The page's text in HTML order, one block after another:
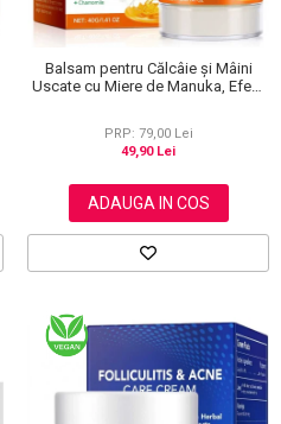
Balsam pentru Călcâie și Mâini
Uscate cu Miere de Manuka, Efect
PRP: 79,00 Lei
49,90 Lei
ADAUGA IN COS